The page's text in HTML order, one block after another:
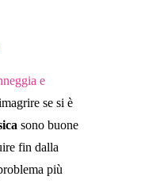
e
se si è
sono buone
fin dalla
più